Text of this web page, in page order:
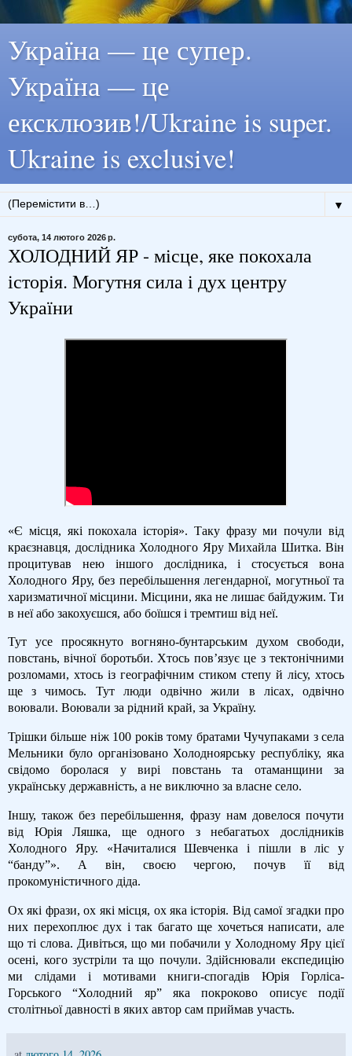
Україна — це супер.
Україна — це
ексклюзив!/Ukraine is super.
Ukraine is exclusive!
▼
субота, 14 лютого 2026 р.
ХОЛОДНИЙ ЯР - місце, яке покохала
історія. Могутня сила і дух центру
України
«Є місця, які покохала історія». Таку фразу ми почули від
краєзнавця, дослідника Холодного Яру Михайла Шитка. Він
процитував нею іншого дослідника, і стосується вона
Холодного Яру, без перебільшення легендарної, могутньої та
харизматичної місцини. Місцини, яка не лишає байдужим. Ти
в неї або закохуєшся, або боїшся і тремтиш від неї.
Тут усе просякнуто вогняно-бунтарським духом свободи,
повстань, вічної боротьби. Хтось пов’язує це з тектонічними
розломами, хтось із географічним стиком степу й лісу, хтось
ще з чимось. Тут люди одвічно жили в лісах, одвічно
воювали. Воювали за рідний край, за Україну.
Трішки більше ніж 100 років тому братами Чучупаками з села
Мельники було організовано Холодноярську республіку, яка
свідомо боролася у вирі повстань та отаманщини за
українську державність, а не виключно за власне село.
Іншу, також без перебільшення, фразу нам довелося почути
від Юрія Ляшка, ще одного з небагатьох дослідників
Холодного Яру. «Начиталися Шевченка і пішли в ліс у
“банду”». А він, своєю чергою, почув її від
прокомуністичного діда.
Ох які фрази, ох які місця, ох яка історія. Від самої згадки про
них перехоплює дух і так багато ще хочеться написати, але
що ті слова. Дивіться, що ми побачили у Холодному Яру цієї
осені, кого зустріли та що почули. Здійснювали експедицію
ми слідами і мотивами книги-спогадів Юрія Горліса-
Горського “Холодний яр” яка покроково описує події
столітньої давності в яких автор сам приймав участь.